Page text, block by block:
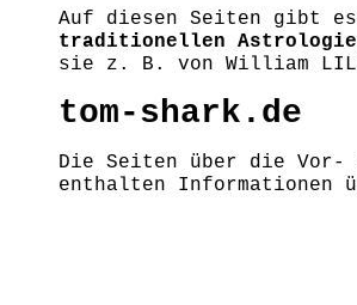
Auf diesen Seiten gibt es
traditionellen
sie z. B. von William
tom-shark.de
Die Seiten über die Vor-
enthalten Informationen